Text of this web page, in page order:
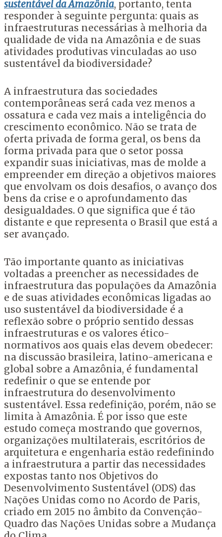
sustentável da Amazônia, portanto, tenta
responder à seguinte pergunta: quais as
infraestruturas necessárias à melhoria da
qualidade de vida na Amazônia e de suas
atividades produtivas vinculadas ao uso
sustentável da biodiversidade?
A infraestrutura das sociedades
contemporâneas será cada vez menos a
ossatura e cada vez mais a inteligência do
crescimento econômico. Não se trata de
oferta privada de forma geral, os bens da
forma privada para que o setor possa
expandir suas iniciativas, mas de molde a
empreender em direção a objetivos maiores
que envolvam os dois desafios, o avanço dos
bens da crise e o aprofundamento das
desigualdades. O que significa que é tão
distante e que representa o Brasil que está a
ser avançado.
Tão importante quanto as iniciativas
voltadas a preencher as necessidades de
infraestrutura das populações da Amazônia
e de suas atividades econômicas ligadas ao
uso sustentável da biodiversidade é a
reflexão sobre o próprio sentido dessas
infraestruturas e os valores ético-
normativos aos quais elas devem obedecer:
na discussão brasileira, latino-americana e
global sobre a Amazônia, é fundamental
redefinir o que se entende por
infraestrutura do desenvolvimento
sustentável. Essa redefinição, porém, não se
limita à Amazônia. É por isso que este
estudo começa mostrando que governos,
organizações multilaterais, escritórios de
arquitetura e engenharia estão redefinindo
a infraestrutura a partir das necessidades
expostas tanto nos Objetivos do
Desenvolvimento Sustentável (ODS) das
Nações Unidas como no Acordo de Paris,
criado em 2015 no âmbito da Convenção-
Quadro das Nações Unidas sobre a Mudança